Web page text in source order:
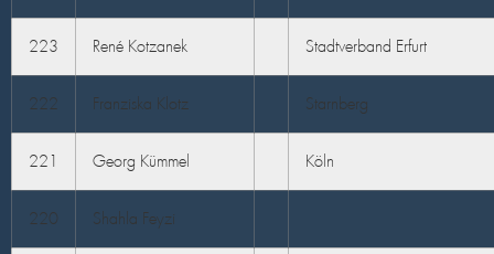
223 René Kotzanek Stadtverband Erfurt
222 Franziska Klotz Starnberg
221 Georg Kümmel Köln
220 Shahla Feyzi